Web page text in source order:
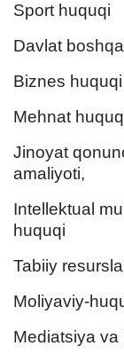
Sport huquqi
Davlat
Biznes huquqi
Mehnat
Jinoyat
amaliyoti,
Intellektual
huquqi
Tabiiy
Moliyaviy-
Mediatsiya va